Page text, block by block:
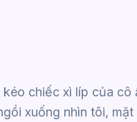
chiếc xì líp của cô
xuống nhìn tôi, mặt